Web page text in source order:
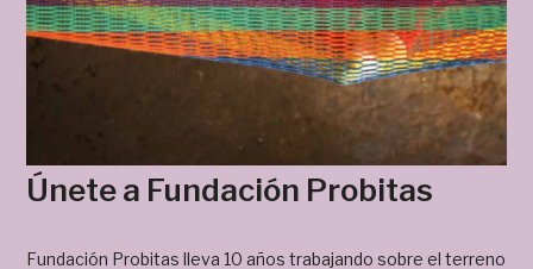
Únete a Fundación Probitas
Fundación Probitas lleva 10 años trabajando sobre el terreno